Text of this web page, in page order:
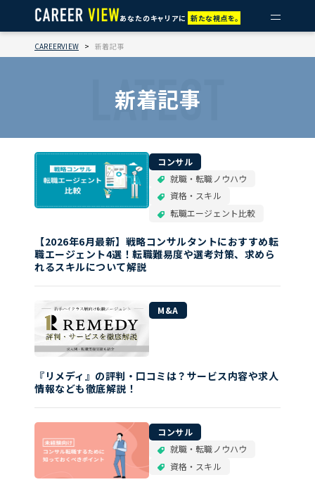
あなたのキャリアに 新たな視点を。
CAREERVIEW > 新着記事
新着記事
LATEST
コンサル
就職・転職ノウハウ
資格・スキル
転職エージェント比較
【2026年6月最新】戦略コンサルタントにおすすめ転
職エージェント4選！転職難易度や選考対策、求めら
れるスキルについて解説
M&A
『リメディ』の評判・口コミは？サービス内容や求人
情報なども徹底解説！
コンサル
就職・転職ノウハウ
資格・スキル